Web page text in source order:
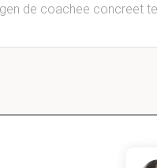
de coachee concreet